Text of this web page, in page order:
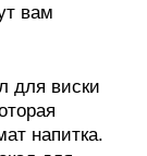
вам
для виски
напитка.